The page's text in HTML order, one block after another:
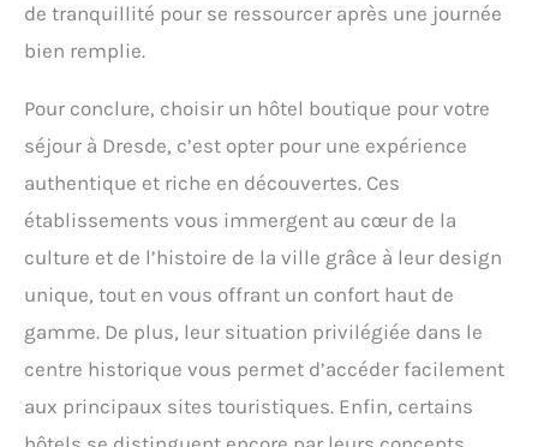
de tranquillité pour se ressourcer après une journée
bien remplie.
Pour conclure, choisir un hôtel boutique pour votre
séjour à Dresde, c’est opter pour une expérience
authentique et riche en découvertes. Ces
établissements vous immergent au cœur de la
culture et de l’histoire de la ville grâce à leur design
unique, tout en vous offrant un confort haut de
gamme. De plus, leur situation privilégiée dans le
centre historique vous permet d’accéder facilement
aux principaux sites touristiques. Enfin, certains